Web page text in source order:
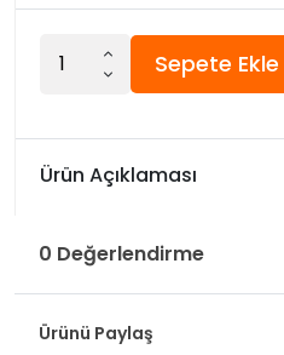
Sepete Ekle
Ürün Açıklaması
0 Değerlendirme
Ürünü Paylaş